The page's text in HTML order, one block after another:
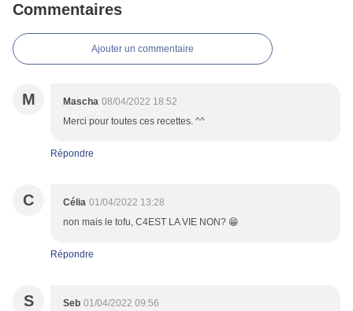
Commentaires
Ajouter un commentaire
M Mascha 08/04/2022 18:52
Merci pour toutes ces recettes. ^^
Répondre
C Célia 01/04/2022 13:28
non mais le tofu, C4EST LA VIE NON? 😁
Répondre
S Seb 01/04/2022 09:56